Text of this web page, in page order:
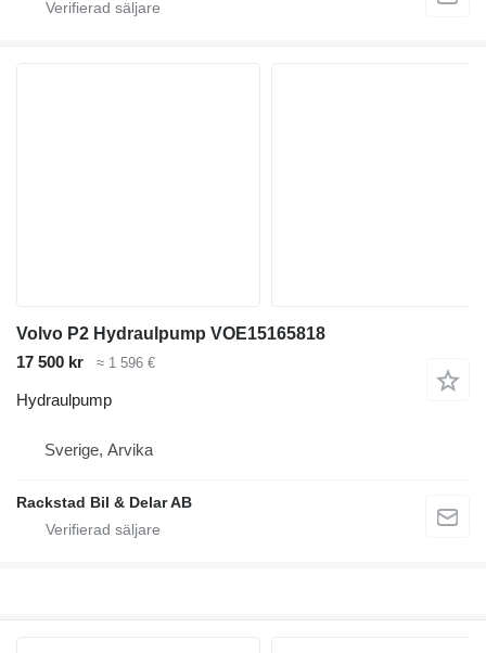
Volvo P2 Hydraulpump VOE15165818
17 500 kr
≈ 1 596 €
Hydraulpump
Sverige, Arvika
Rackstad Bil & Delar AB